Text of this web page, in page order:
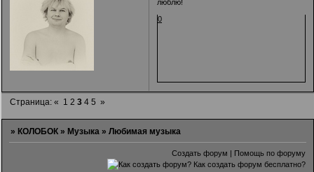
люблю!
0
Страница:« 1 2 3 4 5 »
»КОЛОБОК »Музыка »Любимая музыка
Создать форум | Помощь по форуму